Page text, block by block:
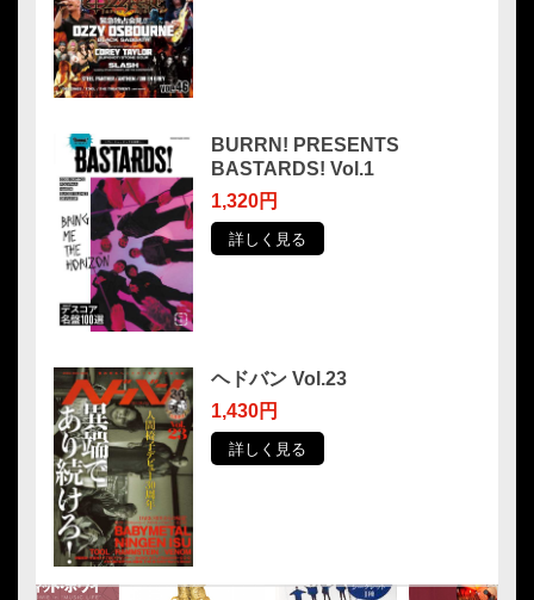
BURRN! PRESENTS
BASTARDS! Vol.1
1,320円
詳しく見る
ヘドバン Vol.23
1,430円
詳しく見る